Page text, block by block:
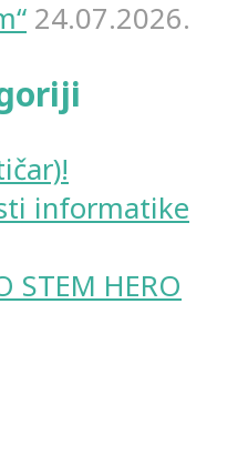
24.07.2026.
informatike
STEM HERO